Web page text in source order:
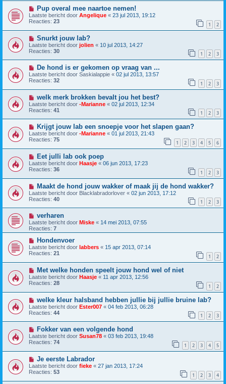
Pup overal mee naartoe nemen!
Laatste bericht door Angelique « 23 jul 2013, 19:12
Reacties: 23 1 2
Snurkt jouw lab?
Laatste bericht door jolien « 10 jul 2013, 14:27
Reacties: 30 1 2 3
De hond is er gekomen op vraag van ...
Laatste bericht door Saskialappie « 02 jul 2013, 13:57
Reacties: 32 1 2 3
welk merk brokken bevalt jou het best?
Laatste bericht door -Marianne « 02 jul 2013, 12:34
Reacties: 41 1 2 3
Krijgt jouw lab een snoepje voor het slapen gaan?
Laatste bericht door -Marianne « 01 jul 2013, 21:43
Reacties: 75 1 2 3 4 5 6
Eet julli lab ook poep
Laatste bericht door Haasje « 06 jun 2013, 17:23
Reacties: 36 1 2 3
Maakt de hond jouw wakker of maak jij de hond wakker?
Laatste bericht door Blacklabradorlover « 02 jun 2013, 17:12
Reacties: 40 1 2 3
verharen
Laatste bericht door Miske « 14 mei 2013, 07:55
Reacties: 7
Hondenvoer
Laatste bericht door labbers « 15 apr 2013, 07:14
Reacties: 21 1 2
Met welke honden speelt jouw hond wel of niet
Laatste bericht door Haasje « 11 apr 2013, 12:56
Reacties: 28 1 2
welke kleur halsband hebben jullie bij jullie bruine lab?
Laatste bericht door Ester007 « 04 feb 2013, 06:28
Reacties: 44 1 2 3
Fokker van een volgende hond
Laatste bericht door Susan78 « 03 feb 2013, 19:48
Reacties: 74 1 2 3 4 5
Je eerste Labrador
Laatste bericht door fieke « 27 jan 2013, 17:24
Reacties: 53 1 2 3 4